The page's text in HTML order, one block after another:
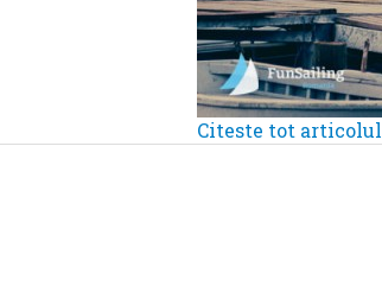
Citeste tot articolul